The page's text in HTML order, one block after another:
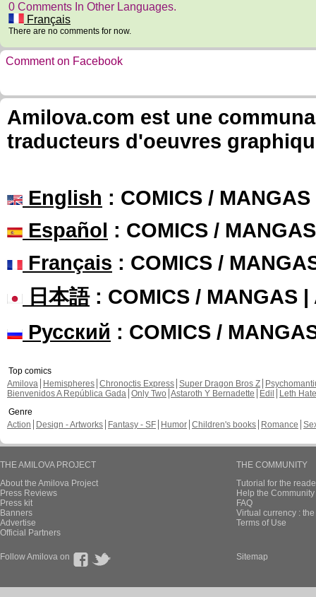
0 Comments In Other Languages.
Français
There are no comments for now.
Comment on Facebook
Amilova.com est une
traducteurs d'oeuvres
English : COMICS /
Español : COMICS /
Français : COMICS /
日本語: COMICS / MANGAS |
Русский : COMICS /
Top comics
Amilova
Hemispheres Chronoctis Express Super Dragon Bros Z
Bienvenidos A República Gada Only Two Astaroth Y Bernadette Edil
Leth Hate
Genre
Action
Design - Artworks Fantasy - SF Humor Children's books Romance
THE AMILOVA PROJECT
About the Amilova Project
Press Reviews
Press kit
Banners
Advertise
Official Partners
THE COMMUNITY
Tutorial for the
Help the
FAQ
Virtual currency :
Terms of Use
Follow Amilova on Sitemap